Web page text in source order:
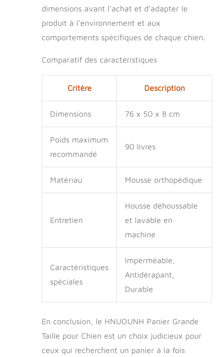
dimensions avant l’achat et d’adapter le
produit à l’environnement et aux
comportements spécifiques de chaque chien.
Comparatif des caractéristiques
Critère Description
Dimensions 76 x 50 x 8 cm
Poids maximum
recommandé
90 livres
Matériau Mousse orthopédique
Entretien
Housse déhoussable
et lavable en
machine
Caractéristiques
spéciales
Imperméable,
Antidérapant,
Durable
En conclusion, le HNUOUNH Panier Grande
Taille pour Chien est un choix judicieux pour
ceux qui recherchent un panier à la fois